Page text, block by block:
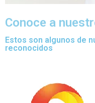
Conoce a
Estos son algunos de
reconocidos